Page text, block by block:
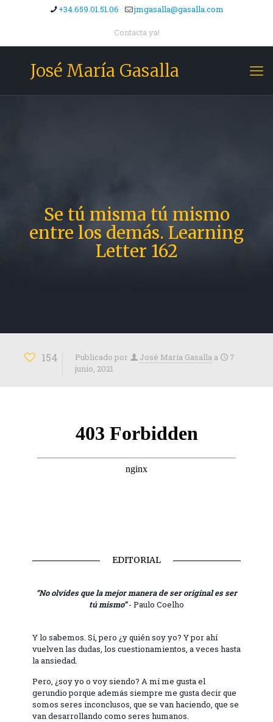
+34.659.01.51.06 jmgasalla@gasalla.com
Contacta ya!
José María Gasalla
Se tú misma tú mismo
entre los demás. Learning
Letter 162
154 Publicado por José María Gasalla a
7
junio, 2021
EDITORIAL
“No olvides que la mejor manera de ser original es ser
tú mismo”- Paulo Coelho
Y lo sabemos. Sí, pero ¿y quién soy yo? Y por ahí
vuelven las dudas, los cuestionamientos, a veces hasta
la ansiedad.
Pero, ¿soy yo o voy siendo? A mí me gusta el
gerundio porque además siempre me gusta decir que
somos seres inconclusos, que se van haciendo, que se
van desarrollando como seres humanos.